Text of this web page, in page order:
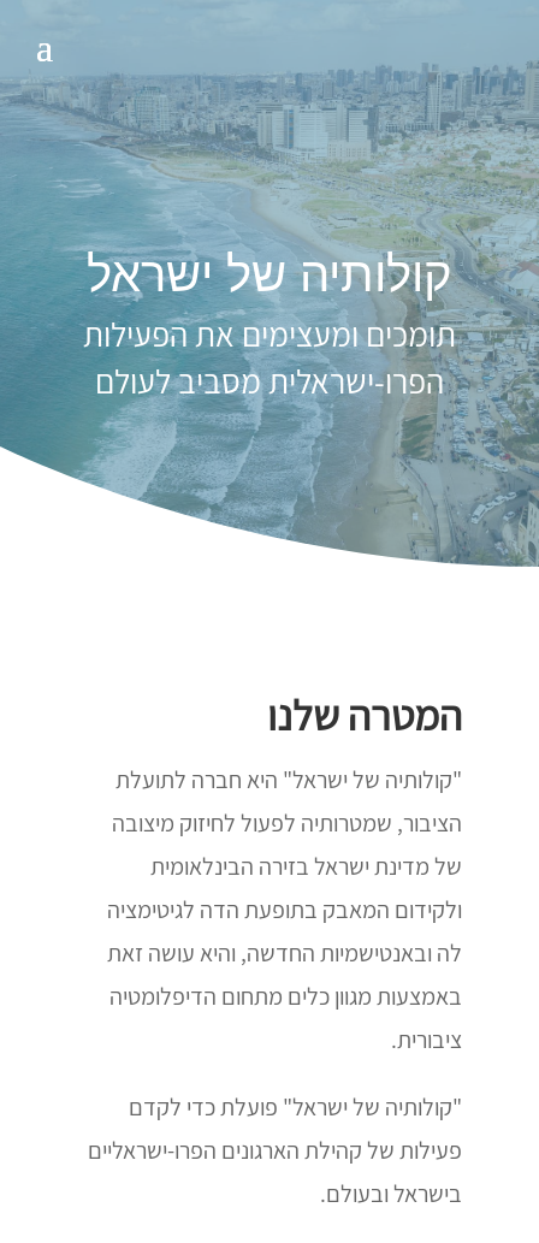
קולותיה של ישראל
תומכים ומעצימים את הפעילות
הפרו-ישראלית מסביב לעולם
המטרה שלנו
"קולותיה של ישראל" היא חברה לתועלת
הציבור, שמטרותיה לפעול לחיזוק מיצובה
של מדינת ישראל בזירה הבינלאומית
ולקידום המאבק בתופעת הדה לגיטימציה
לה ובאנטישמיות החדשה, והיא עושה זאת
באמצעות מגוון כלים מתחום הדיפלומטיה
ציבורית.
"קולותיה של ישראל" פועלת כדי לקדם
פעילות של קהילת הארגונים הפרו-ישראליים
בישראל ובעולם.